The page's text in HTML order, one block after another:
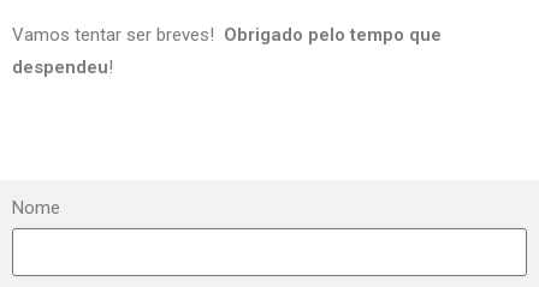
Vamos tentar ser breves! Obrigado pelo tempo que
despendeu!
Nome